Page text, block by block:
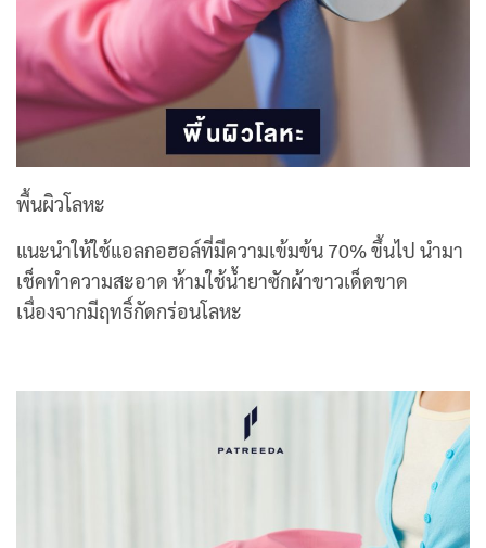
พื้นผิวโลหะ
แนะนำให้ใช้แอลกอฮอล์ที่มีความเข้มข้น 70% ขึ้นไป นำมา
เช็คทำความสะอาด ห้ามใช้น้ำยาซักผ้าขาวเด็ดขาด
เนื่องจากมีฤทธิ์กัดกร่อนโลหะ